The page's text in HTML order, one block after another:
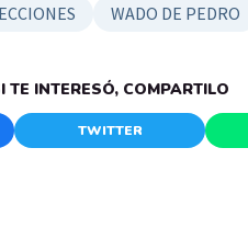
WADO DE PEDRO
TE INTERESÓ, COMPARTILO
TWITTER